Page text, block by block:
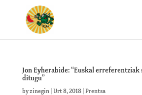
Jon Eyherabide: “Euskal
ditugu”
byzinegin| Urt 8, 2018| Prentsa